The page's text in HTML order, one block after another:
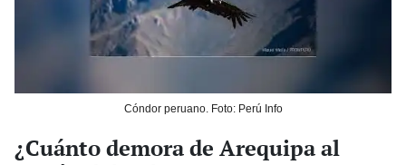
Cóndor peruano. Foto: Perú Info
¿Cuánto demora de Arequipa al